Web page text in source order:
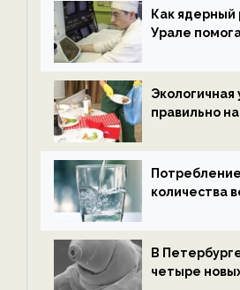
ECOportal
Как ядерный
Урале
ECOportal
Экологичная
правильно
количества
В
четыре